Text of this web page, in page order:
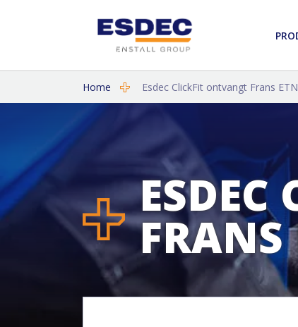
Home Esdec ClickFit ontvangt Frans
ESDEC
FRANS